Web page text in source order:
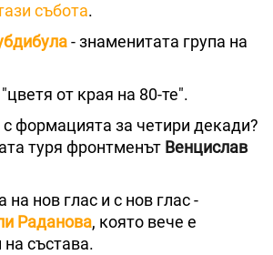
събота.
- знаменитата група на
от края на 80-те".
с формацията за четири декади?
туря фронтменът Венцислав
на нов глас и с нов глас -
Раданова, която вече е
състава.